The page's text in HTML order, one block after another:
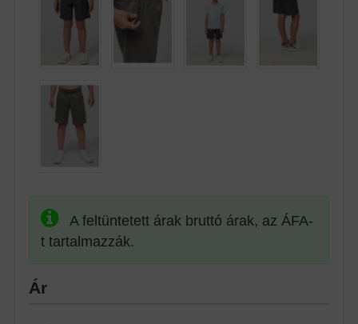
A feltüntetett árak bruttó árak, az ÁFA-
t tartalmazzák.
Ár